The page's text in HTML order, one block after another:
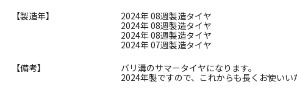
【製造年】
2024年 08週製造タイヤ
2024年 08週製造タイヤ
2024年 08週製造タイヤ
2024年 07週製造タイヤ
【備考】
バリ溝のサマータイヤになります。
2024年製ですので、これからも長くお使いい